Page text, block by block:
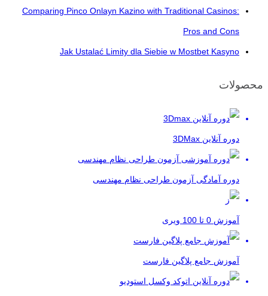
Comparing Pinco Onlayn Kazino with Traditional Casinos:
Pros and Cons
Jak Ustalać Limity dla Siebie w Mostbet Kasyno
محصولات
دوره آنلاین 3DMax
دوره آمادگی آزمون طراحی نظام مهندسی
آموزش 0 تا 100 ویری
آموزش جامع پلاگین فارست